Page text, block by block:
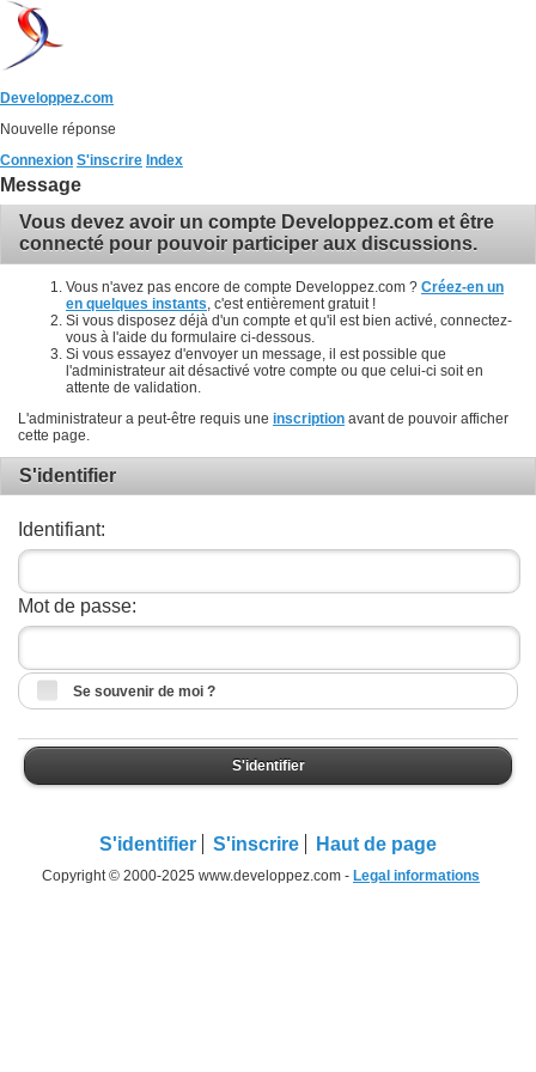
Developpez.com
Nouvelle réponse
Connexion S'inscrire Index
Message
Vous devez avoir un compte Developpez.com et être
connecté pour pouvoir participer aux discussions.
Vous n'avez pas encore de compte Developpez.com ? Créez-en un
en quelques instants , c'est entièrement gratuit !
Si vous disposez déjà d'un compte et qu'il est bien activé, connectez-
vous à l'aide du formulaire ci-dessous.
Si vous essayez d'envoyer un message, il est possible que
l'administrateur ait désactivé votre compte ou que celui-ci soit en
attente de validation.
L'administrateur a peut-être requis une inscription avant de pouvoir afficher
cette page.
S'identifier
Identifiant:
Mot de passe:
Se souvenir de moi ?
S'identifier
S'identifier S'inscrire Haut de page
Copyright © 2000-2025 www.developpez.com - Legal informations